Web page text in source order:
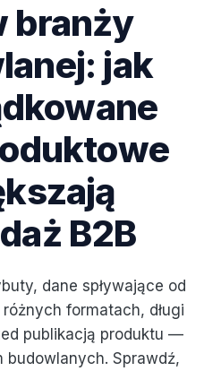
branży
jak
B2B
dane spływające od
formatach, długi
publikacją produktu —
budowlanych. Sprawdź,